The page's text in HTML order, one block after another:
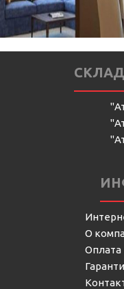
О
Оплата